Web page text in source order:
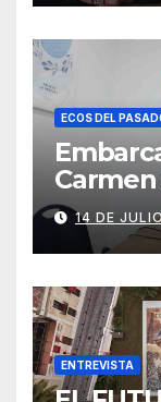
ECOS DEL
falúas
14 DE
ENTREVISTA